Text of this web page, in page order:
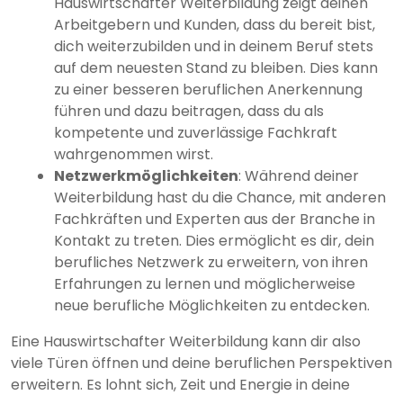
Arbeitgebern und Kunden, dass du bereit bist,
dich weiterzubilden und in deinem Beruf stets
auf dem neuesten Stand zu bleiben. Dies kann
zu einer besseren beruflichen Anerkennung
führen und dazu beitragen, dass du als
kompetente und zuverlässige Fachkraft
wahrgenommen wirst.
Netzwerkmöglichkeiten: Während deiner
Weiterbildung hast du die Chance, mit anderen
Fachkräften und Experten aus der Branche in
Kontakt zu treten. Dies ermöglicht es dir, dein
berufliches Netzwerk zu erweitern, von ihren
Erfahrungen zu lernen und möglicherweise
neue berufliche Möglichkeiten zu entdecken.
Eine Hauswirtschafter Weiterbildung kann dir also
viele Türen öffnen und deine beruflichen Perspektiven
erweitern. Es lohnt sich, Zeit und Energie in deine